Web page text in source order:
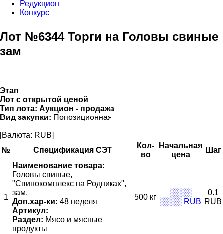
Редукцион
Конкурс
Лот №6344 Торги на Головы свиные
зам
Этап
Лот с открытой ценой
Тип лота: Аукцион - продажа
Вид закупки: Попозиционная
[Валюта: RUB]
№
Спецификация СЭТ
Кол-
во
Начальная
цена
Шаг
1
Наименование товара:
Головы свиные,
"Свинокомплекс на Родниках",
зам.
Доп.хар-ки: 48 неделя
Артикул:
Раздел: Мясо и мясные
продукты
500 кг
░░░░
░░░░ RUB
0.1
RUB